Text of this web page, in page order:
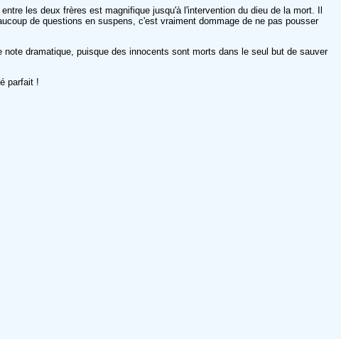
les deux frères est magnifique jusqu'à l'intervention du dieu de la mort. Il
de questions en suspens, c'est vraiment dommage de ne pas pousser
dramatique, puisque des innocents sont morts dans le seul but de sauver
parfait !